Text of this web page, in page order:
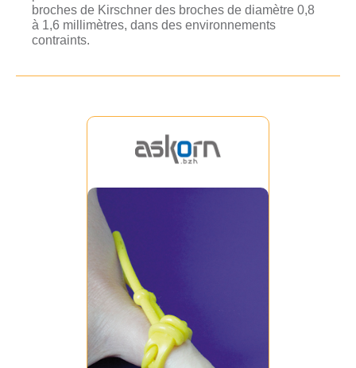
broches de Kirschner des broches de diamètre 0,8
à 1,6 millimètres, dans des environnements
contraints.